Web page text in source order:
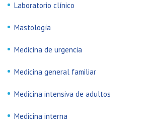
Laboratorio clínico
Mastología
Medicina de urgencia
Medicina general familiar
Medicina intensiva de adultos
Medicina interna